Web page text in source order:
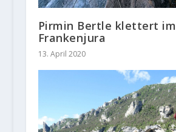
Pirmin Bertle klettert im
Frankenjura
13. April 2020